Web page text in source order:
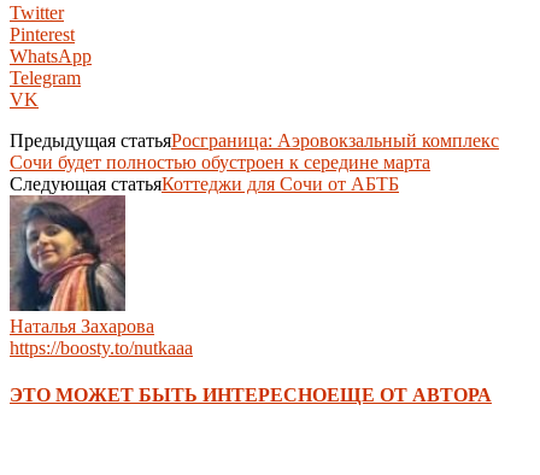
Twitter
Pinterest
WhatsApp
Telegram
VK
Предыдущая статьяРосграница: Аэровокзальный комплекс
Сочи будет полностью обустроен к середине марта
Следующая статьяКоттеджи для Сочи от АБТБ
Наталья Захарова
https://boosty.to/nutkaaa
ЭТО МОЖЕТ БЫТЬ ИНТЕРЕСНОЕЩЕ ОТ АВТОРА